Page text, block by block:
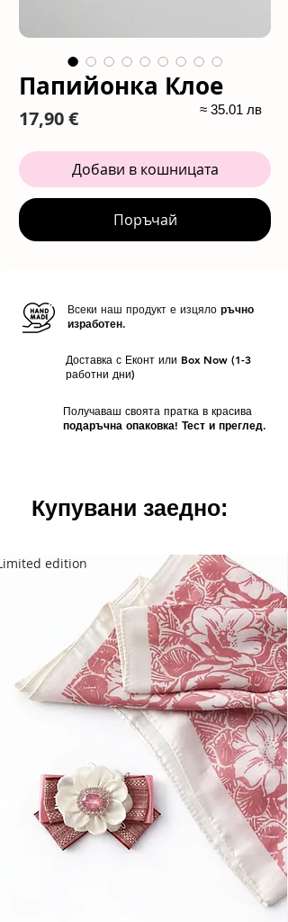
Папийонка Клое
17,90 €Цена
Добави в кошницата
Поръчай
≈ 35.01 лв
Всеки наш продукт е изцяло ръчно
изработен.
Доставка с Еконт или Box Now (1-3
работни дни)
Получаваш своята пратка в красива
подаръчна опаковка! Тест и преглед.
Купувани заедно:
edition